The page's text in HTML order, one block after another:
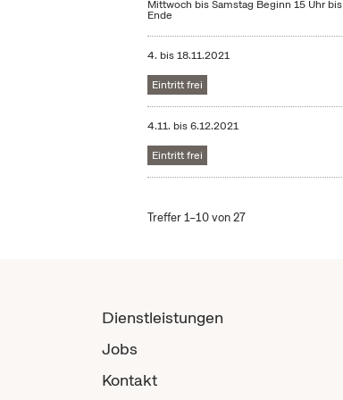
Mittwoch bis Samstag Beginn 15 Uhr bis
Ende
4. bis18.11.2021
Eintritt frei
4.11. bis6.12.2021
Eintritt frei
Treffer 1–10 von 27
Dienstleistungen
Jobs
Kontakt